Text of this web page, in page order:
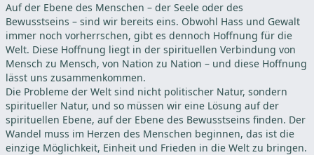
Auf der Ebene des Menschen – der Seele oder des
Bewusstseins – sind wir bereits eins. Obwohl Hass und Gewalt
immer noch vorherrschen, gibt es dennoch Hoffnung für die
Welt. Diese Hoffnung liegt in der spirituellen Verbindung von
Mensch zu Mensch, von Nation zu Nation – und diese Hoffnung
lässt uns zusammenkommen.
Die Probleme der Welt sind nicht politischer Natur, sondern
spiritueller Natur, und so müssen wir eine Lösung auf der
spirituellen Ebene, auf der Ebene des Bewusstseins finden. Der
Wandel muss im Herzen des Menschen beginnen, das ist die
einzige Möglichkeit, Einheit und Frieden in die Welt zu bringen.